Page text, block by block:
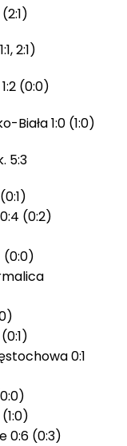
2:1)
(0:0)
Biała 1:0 (1:0)
5:3
(0:2)
(0:0)
0:1
0:6 (0:3)